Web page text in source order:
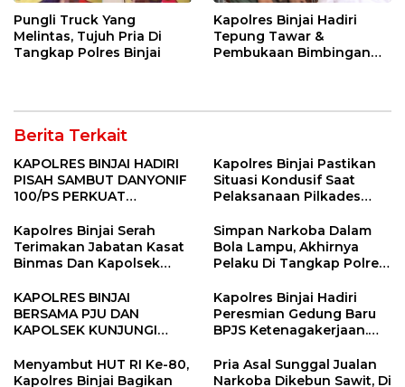
Pungli Truck Yang
Melintas, Tujuh Pria Di
Tangkap Polres Binjai
Kapolres Binjai Hadiri
Tepung Tawar &
Pembukaan Bimbingan
Berita Terkait
KAPOLRES BINJAI HADIRI
PISAH SAMBUT DANYONIF
100/PS PERKUAT
Kapolres Binjai Pastikan
Situasi Kondusif Saat
Pelaksanaan Pilkades
Kapolres Binjai Serah
Terimakan Jabatan Kasat
Binmas Dan Kapolsek
Simpan Narkoba Dalam
Bola Lampu, Akhirnya
Pelaku Di Tangkap Polres
KAPOLRES BINJAI
BERSAMA PJU DAN
KAPOLSEK KUNJUNGI
BINJAI
Kapolres Binjai Hadiri
Peresmian Gedung Baru
BPJS Ketenagakerjaan.
Menyeluruh bagi Pekerja”
Menyambut HUT RI Ke-80,
Kapolres Binjai Bagikan
Pria Asal Sunggal Jualan
Narkoba Dikebun Sawit, Di